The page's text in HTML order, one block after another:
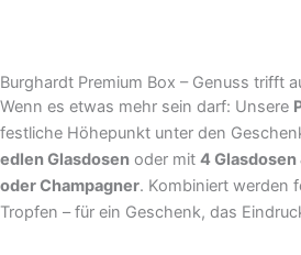
Burghardt Premium Box – Genuss trifft
Wenn es etwas mehr sein darf: Unsere
festliche Höhepunkt unter den
edlen Glasdosen oder mit 4 Glasdosen
oder Champagner. Kombiniert werden
Tropfen – für ein Geschenk, das